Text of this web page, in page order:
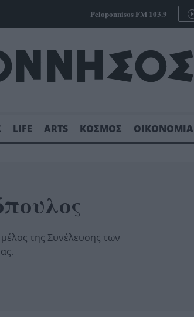
Peloponnisos FM 103.9
LIFE ARTS ΚΟΣΜΟΣ ΟΙΚΟΝΟΜΙΑ
της Συνέλευσης των